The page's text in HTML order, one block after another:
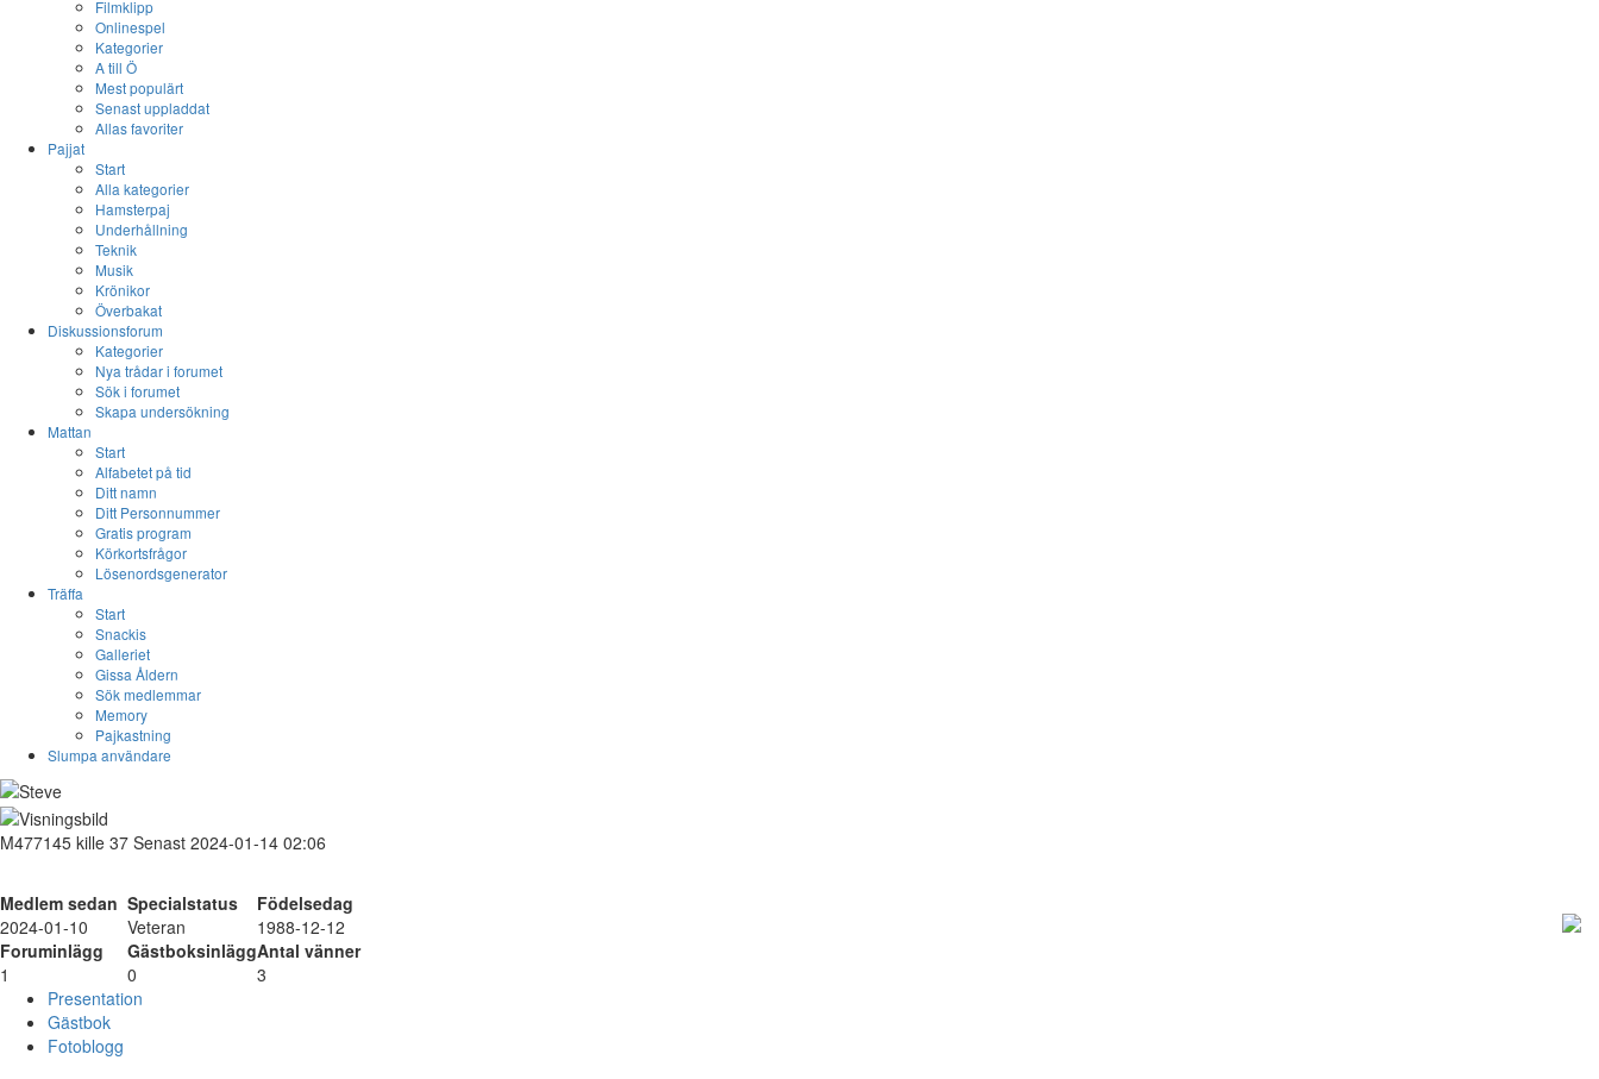
Filmklipp
Onlinespel
Kategorier
A till Ö
Mest populärt
Senast uppladdat
Allas favoriter
Pajjat
Start
Alla kategorier
Hamsterpaj
Underhållning
Teknik
Musik
Krönikor
Överbakat
Diskussionsforum
Kategorier
Nya trådar i forumet
Sök i forumet
Skapa undersökning
Mattan
Start
Alfabetet på tid
Ditt namn
Ditt Personnummer
Gratis program
Körkortsfrågor
Lösenordsgenerator
Träffa
Start
Snackis
Galleriet
Gissa Åldern
Sök medlemmar
Memory
Pajkastning
Slumpa användare
M477145 kille 37 Senast 2024-01-14 02:06
Medlem sedan Specialstatus
Födelsedag
2024-01-10
Veteran
1988-12-12
Foruminlägg
GästboksinläggAntal vänner
1
0
3
Presentation
Gästbok
Fotoblogg